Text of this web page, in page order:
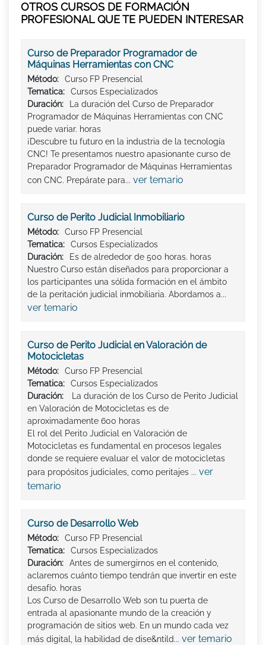
OTROS CURSOS DE FORMACIÓN
PROFESIONAL QUE TE PUEDEN INTERESAR
Curso de Preparador Programador de
Máquinas Herramientas con CNC
Método:
Curso FP Presencial
Tematica:
Cursos Especializados
Duración:
La duración del Curso de Preparador
Programador de Máquinas Herramientas con CNC
puede variar. horas
¡Descubre tu futuro en la industria de la tecnología
CNC! Te presentamos nuestro apasionante curso de
Preparador Programador de Máquinas Herramientas
con CNC. Prepárate para... ver temario
Curso de Perito Judicial Inmobiliario
Método:
Curso FP Presencial
Tematica:
Cursos Especializados
Duración:
Es de alrededor de 500 horas. horas
Nuestro Curso están diseñados para proporcionar a
los participantes una sólida formación en el ámbito
de la peritación judicial inmobiliaria. Abordamos a...
ver temario
Curso de Perito Judicial en Valoración de
Motocicletas
Método:
Curso FP Presencial
Tematica:
Cursos Especializados
Duración:
La duración de los Curso de Perito Judicial
en Valoración de Motocicletas es de
aproximadamente 600 horas
El rol del Perito Judicial en Valoración de
Motocicletas es fundamental en procesos legales
donde se requiere evaluar el valor de motocicletas
para propósitos judiciales, como peritajes ... ver
temario
Curso de Desarrollo Web
Método:
Curso FP Presencial
Tematica:
Cursos Especializados
Duración:
Antes de sumergirnos en el contenido,
aclaremos cuánto tiempo tendrán que invertir en este
desafío. horas
Los Curso de Desarrollo Web son tu puerta de
entrada al apasionante mundo de la creación y
programación de sitios web. En un mundo cada vez
más digital, la habilidad de dise&ntild... ver temario